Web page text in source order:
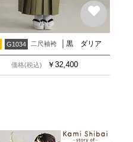
G1034 二尺袖袴 黒 ダリア
価格(税込) ￥32,400